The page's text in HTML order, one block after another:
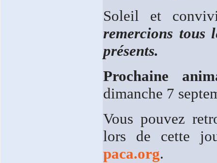
Soleil et
remercions tous
présents.
Prochaine
dimanche 7
Vous pouvez
lors de cette
paca.org.